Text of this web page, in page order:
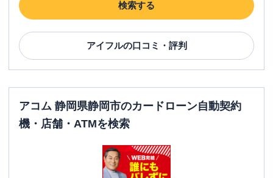
検索する
アイフルの口コミ・評判
アコム 静岡県静岡市のカードローン自動契約
機・店舗・ATMを検索